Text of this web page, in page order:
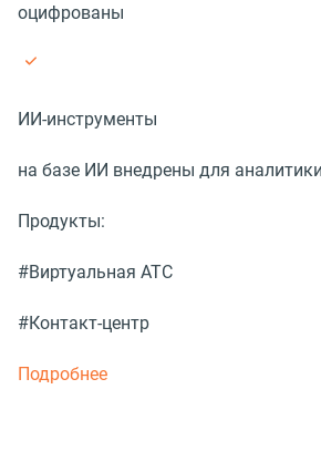
оцифрованы
ИИ-инструменты
на базе ИИ внедрены для
Продукты:
#Виртуальная АТС
#Контакт-центр
Подробнее